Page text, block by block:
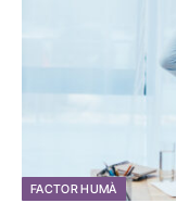
FACTOR HUMÀ